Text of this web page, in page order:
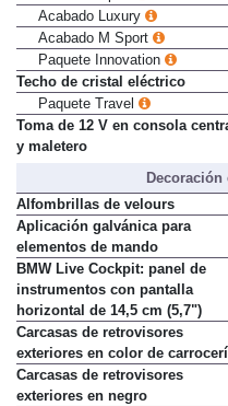
Acabado Sport
Acabado Luxury
Acabado M Sport
Paquete Innovation
Techo de cristal eléctrico
Paquete Travel
Toma de 12 V en consola central
Decoración
Alfombrillas de velours
Aplicación galvánica para
elementos de mando
BMW Live Cockpit: panel de
instrumentos con pantalla
horizontal de 14,5 cm (5,7")
Carcasas de retrovisores
exteriores en color de carrocería
Carcasas de retrovisores